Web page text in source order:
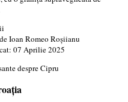
Ioan Romeo Roșiianu
07 Aprilie 2025
despre Cipru